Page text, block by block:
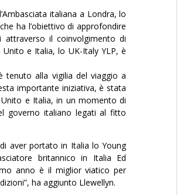
italiana a Londra, lo
ha l’obiettivo di approfondire
attraverso il coinvolgimento di
e Italia, lo UK-Italy YLP, è
tenuto alla vigilia del viaggio a
importante iniziativa, è stata
e Italia, in un momento di
governo italiano legati al fitto
aver portato in Italia lo Young
britannico in Italia Ed
anno è il miglior viatico per
ha aggiunto Llewellyn.